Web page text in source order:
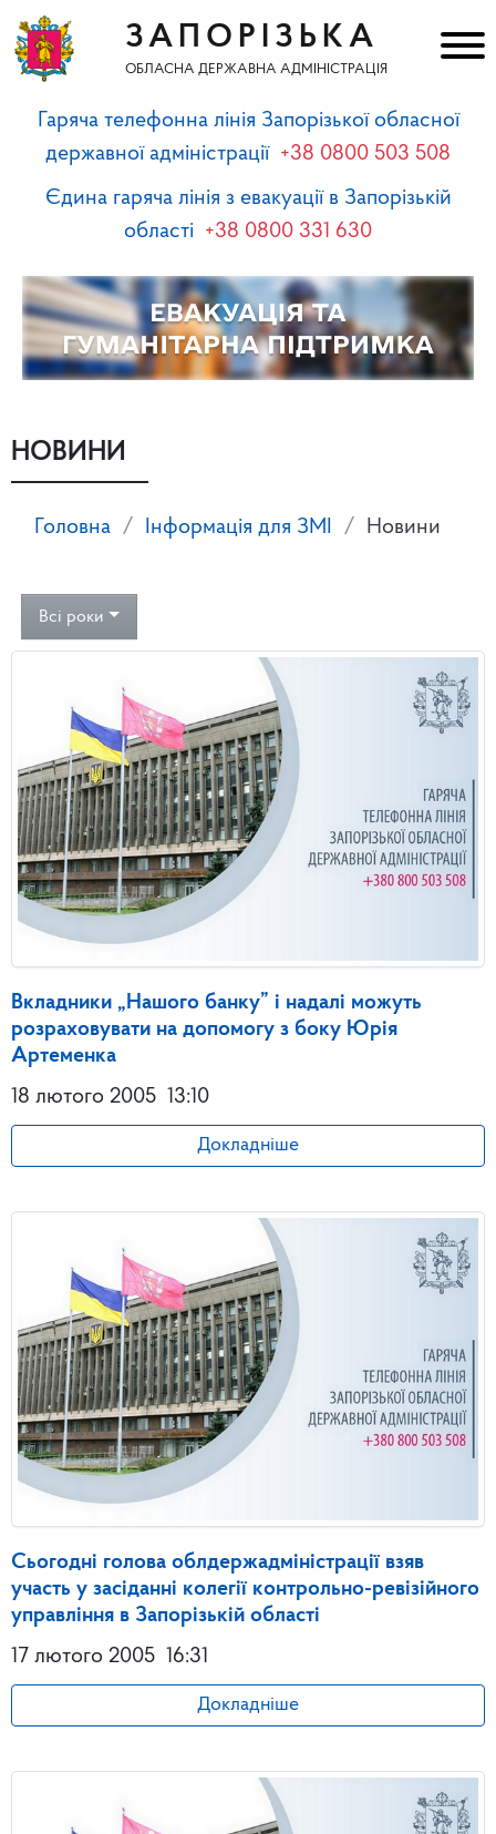
ЗАПОРІЗЬКА
ОБЛАСНА ДЕРЖАВНА АДМІНІСТРАЦІЯ
Гаряча телефонна лінія Запорізької обласної
державної адміністрації +38 0800 503 508
Єдина гаряча лінія з евакуації в Запорізькій
області +38 0800 331 630
НОВИНИ
Головна Інформація для ЗМІ Новини
Всі роки
Вкладники „Нашого банку” і надалі можуть
розраховувати на допомогу з боку Юрія
Артеменка
18 лютого 2005 13:10
Докладніше
Сьогодні голова облдержадміністрації взяв
участь у засіданні колегії контрольно-ревізійного
управління в Запорізькій області
17 лютого 2005 16:31
Докладніше